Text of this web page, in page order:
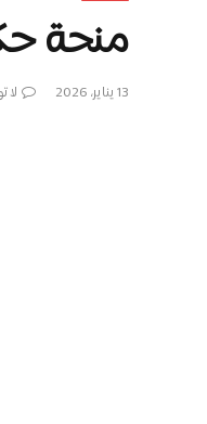
منحة حكومة
13 يناير، 2026 لا